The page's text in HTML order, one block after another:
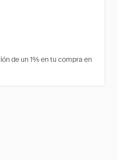
de un 1% en tu compra en